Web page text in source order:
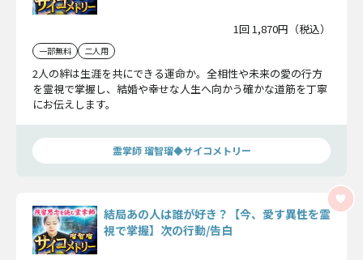
1回 1,870円（税込）
一部無料 二人用
2人の絆は生涯を共にできる運命か。全相性や未来の愛の行方
を霊視で掌握し、結婚や幸せな人生へ向かう確かな道筋を丁寧
にお伝えします。
霊掌師 瑠智瑠◆サイコメトリー
結局あの人は誰が好き？【今、愛す異性を霊
視で掌握】次の行動/告白